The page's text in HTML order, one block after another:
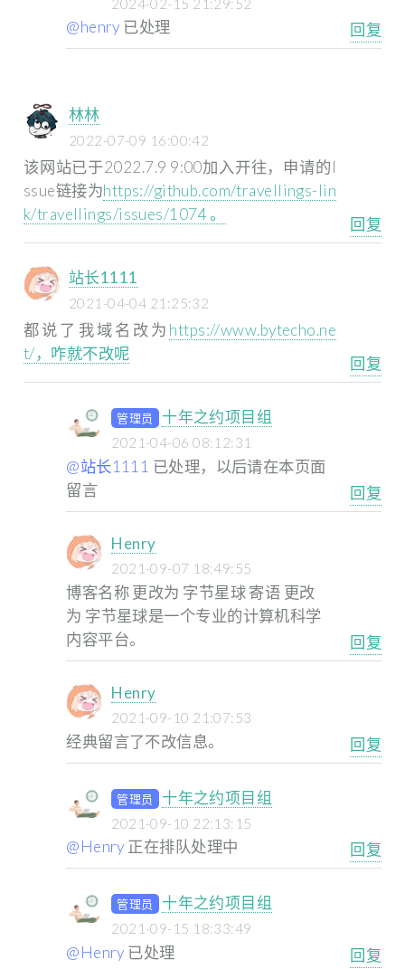
2024-02-15 21:29:52
@henry 已处理 回复
林林
2022-07-09 16:00:42
该网站已于2022.7.9 9:00加入开往，申请的I
ssue链接为https://github.com/travellings-lin
k/travellings/issues/1074 。
回复
站长1111
2021-04-04 21:25:32
都说了我域名改为 https://www.bytecho.ne
t/，咋就不改呢
回复
管理员 十年之约项目组
2021-04-06 08:12:31
@站长1111 已处理，以后请在本页面
留言
回复
Henry
2021-09-07 18:49:55
博客名称 更改为 字节星球寄语 更改
为 字节星球是一个专业的计算机科学
内容平台。
回复
Henry
2021-09-10 21:07:53
经典留言了不改信息。 回复
管理员 十年之约项目组
2021-09-10 22:13:15
@Henry 正在排队处理中 回复
管理员 十年之约项目组
2021-09-15 18:33:49
@Henry 已处理 回复